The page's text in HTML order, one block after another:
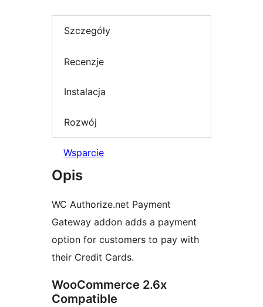
Szczegóły
Recenzje
Instalacja
Rozwój
Wsparcie
Opis
WC Authorize.net Payment
Gateway addon adds a payment
option for customers to pay with
their Credit Cards.
WooCommerce 2.6x
Compatible